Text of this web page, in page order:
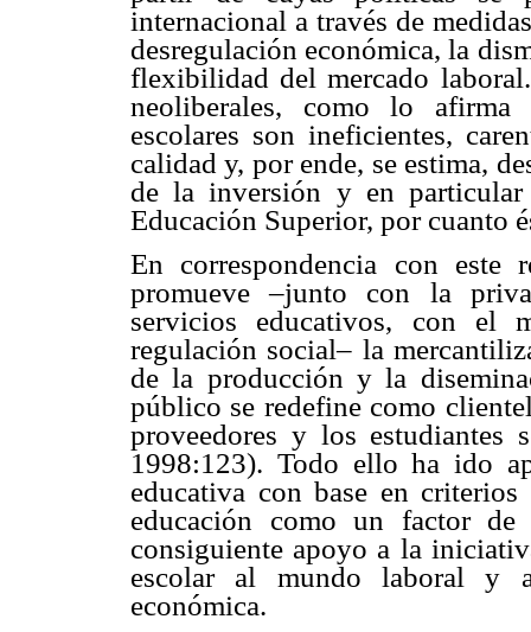
internacional a través de
desregulación económica, la
flexibilidad del mercado
neoliberales, como lo afirma
escolares son ineficientes,
calidad y, por ende, se estima,
de la inversión y en
Educación Superior, por cuanto
En correspondencia con este
promueve –junto con la
servicios educativos, con el
regulación social– la
de la producción y la
público se redefine como
proveedores y los estudiantes
1998:123). Todo ello ha ido
educativa con base en
educación como un factor
consiguiente apoyo a la
escolar al mundo laboral y
económica.